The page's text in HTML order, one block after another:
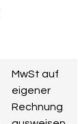
MwSt auf
eigener
Rechnung